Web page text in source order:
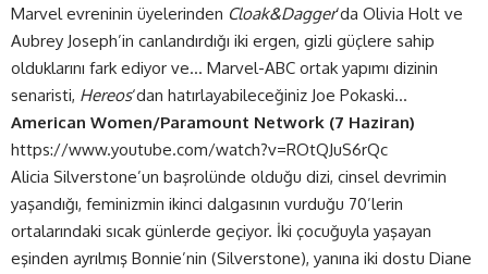
Marvel evreninin üyelerinden Cloak&Dagger‘da Olivia Holt ve
Aubrey Joseph’in canlandırdığı iki ergen, gizli güçlere sahip
olduklarını fark ediyor ve… Marvel-ABC ortak yapımı dizinin
senaristi, Hereos‘dan hatırlayabileceğiniz Joe Pokaski…
American Women/Paramount Network (7 Haziran)
https://www.youtube.com/watch?v=ROtQJuS6rQc
Alicia Silverstone’un başrolünde olduğu dizi, cinsel devrimin
yaşandığı, feminizmin ikinci dalgasının vurduğu 70’lerin
ortalarındaki sıcak günlerde geçiyor. İki çocuğuyla yaşayan
eşinden ayrılmış Bonnie’nin (Silverstone), yanına iki dostu Diane